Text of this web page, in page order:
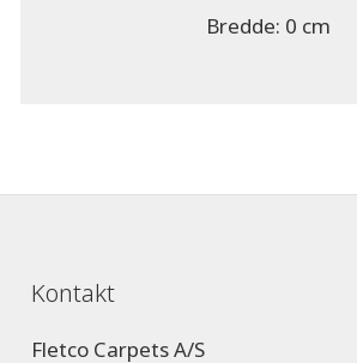
Bredde: 0 cm
Kontakt
Fletco Carpets A/S